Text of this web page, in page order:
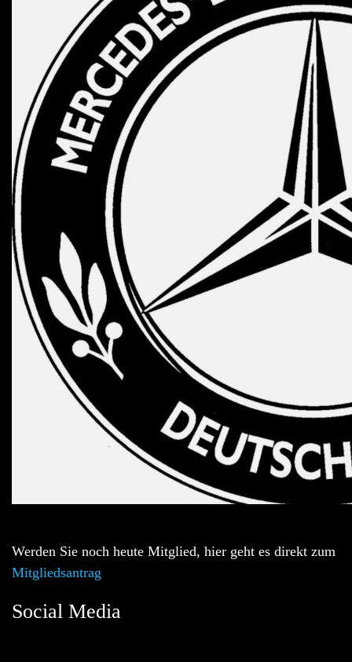
Werden Sie noch heute Mitglied, hier geht es direkt zum
Mitgliedsantrag
Social Media